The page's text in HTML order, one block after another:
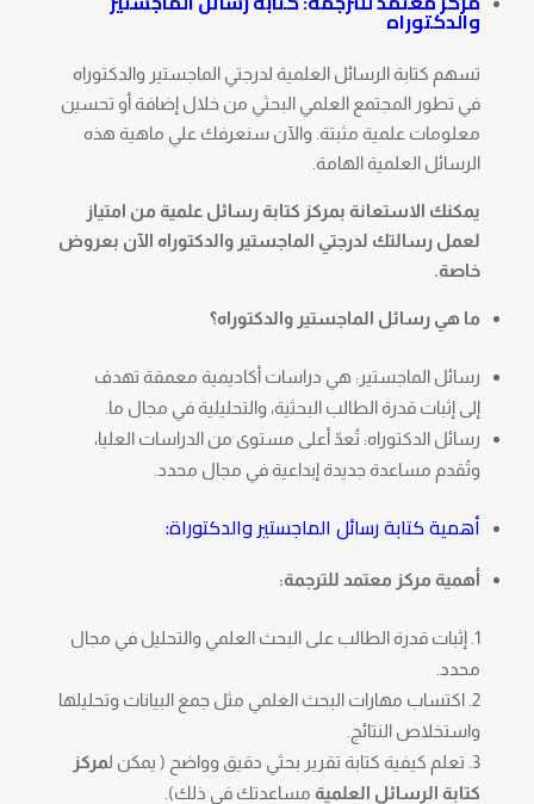
والدكتوراه
تسهم كتابة الرسائل العلمية لدرجتي الماجستير والدكتوراه
في تطور المجتمع العلمي البحثي من خلال إضافة أو تحسين
معلومات علمية مثبتة. والآن سنعرفك علي ماهية هذه
الرسائل العلمية الهامة.
يمكنك الاستعانة بمركز كتابة رسائل علمية من امتياز
لعمل رسالتك لدرجتي الماجستير والدكتوراه الآن بعروض
خاصة.
ما هي رسائل الماجستير والدكتوراه؟
رسائل الماجستير: هي دراسات أكاديمية معمقة تهدف
إلى إثبات قدرة الطالب البحثية، والتحليلية في مجال ما.
رسائل الدكتوراه: تُعدّ أعلى مستوى من الدراسات العليا،
وتُقدم مساعدة جديدة إبداعية في مجال محدد.
أهمية كتابة رسائل الماجستير والدكتوراة:
أهمية مركز معتمد للترجمة:
إثبات قدرة الطالب على البحث العلمي والتحليل في مجال
محدد.
اكتساب مهارات البحث العلمي مثل جمع البيانات وتحليلها
واستخلاص النتائج.
تعلم كيفية كتابة تقرير بحثي دقيق وواضح ( يمكن لمركز
كتابة الرسائل العلمية مساعدتك في ذلك).